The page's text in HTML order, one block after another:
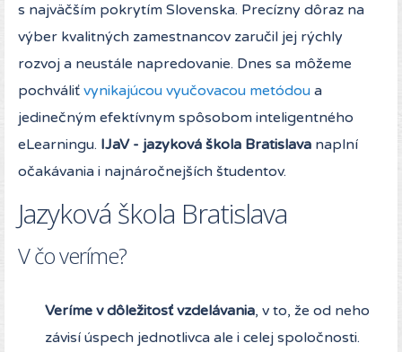
s najväčším pokrytím Slovenska. Precízny dôraz na
výber kvalitných zamestnancov zaručil jej rýchly
rozvoj a neustále napredovanie. Dnes sa môžeme
pochváliť vynikajúcou vyučovacou metódou a
jedinečným efektívnym spôsobom inteligentného
eLearningu. IJaV - jazyková škola Bratislava naplní
očakávania i najnáročnejších študentov.
Jazyková škola Bratislava
V čo veríme?
Veríme v dôležitosť vzdelávania, v to, že od neho
závisí úspech jednotlivca ale i celej spoločnosti.